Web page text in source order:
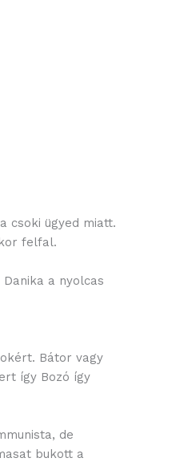
csoki ügyed miatt.
felfal.
a nyolcas
Bátor vagy
így Bozó így
de
bukott a